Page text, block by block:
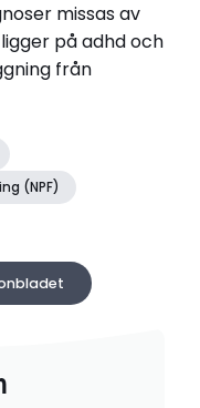
missas av
på adhd och
från
(NPF)